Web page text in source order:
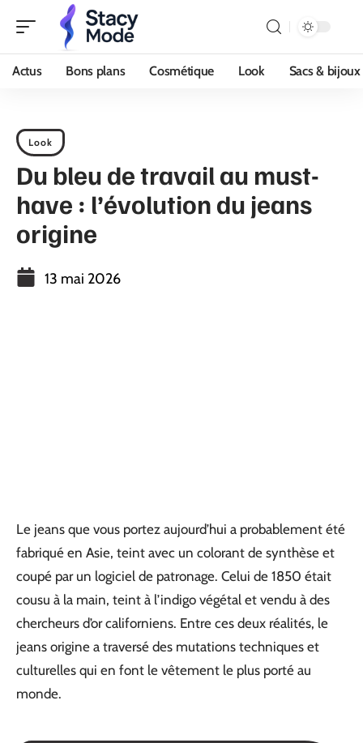
Actus Bons plans Cosmétique Look Sacs & bijoux
Look
Du bleu de travail au must-
have : l’évolution du jeans
origine
13 mai 2026
Le jeans que vous portez aujourd’hui a probablement été
fabriqué en Asie, teint avec un colorant de synthèse et
coupé par un logiciel de patronage. Celui de 1850 était
cousu à la main, teint à l’indigo végétal et vendu à des
chercheurs d’or californiens. Entre ces deux réalités, le
jeans origine a traversé des mutations techniques et
culturelles qui en font le vêtement le plus porté au
monde.